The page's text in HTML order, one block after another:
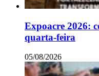
Expoacre 2026:
quarta-feira
05/08/2026